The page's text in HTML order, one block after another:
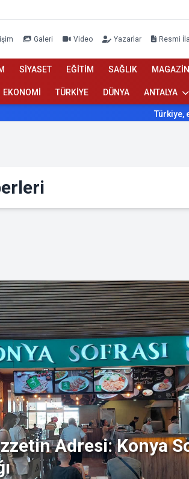
Galeri Video Yazarlar Resmi
SİYASET EĞİTİM SAĞLIK MAGAZİN
EKONOMİ TÜRKİYE DÜNYA ANTALYA
Türkiye, eyyam-ı
Adresi: Konya